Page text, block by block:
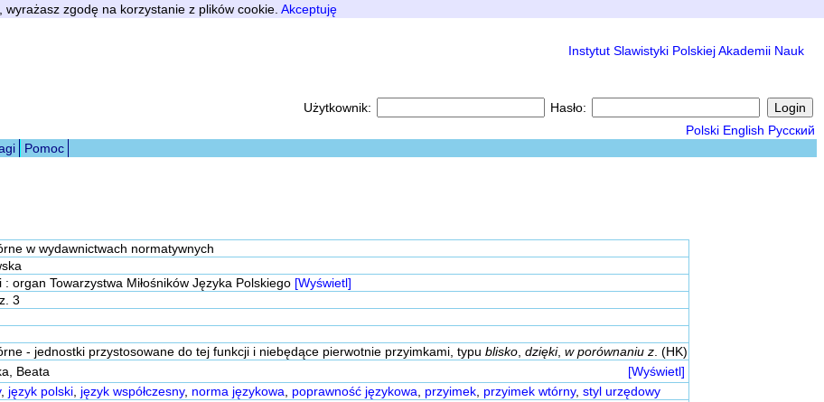
zgodę na korzystanie z plików cookie. Akceptuję
Instytut Slawistyki Polskiej Akademii Nauk
Użytkownik:
Hasło:
Polski English Русский
Pomoc
w wydawnictwach normatywnych
: organ Towarzystwa Miłośników Języka Polskiego [Wyświetl]
3
- jednostki przystosowane do tej funkcji i niebędące pierwotnie przyimkami, typu blisko, dzięki, w porównaniu z. (HK)
Beata
[Wyświetl]
, język polski, język współczesny, norma językowa, poprawność językowa, przyimek, przyimek wtórny, styl urzędowy